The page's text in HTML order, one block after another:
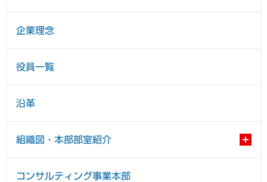
企業理念
役員一覧
沿革
組織図・本部部室紹介
コンサルティング事業本部